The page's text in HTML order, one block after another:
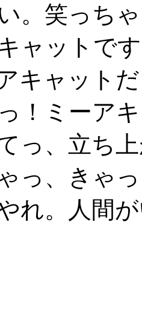
。笑っち
ャットで
キャット
！ミーア
っ、立ち
っ、きゃ
れ。人間